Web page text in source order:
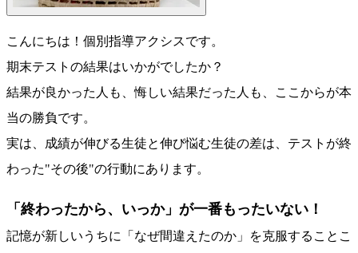
こんにちは！個別指導アクシスです。
期末テストの結果はいかがでしたか？
結果が良かった人も、悔しい結果だった人も、ここからが本
当の勝負です。
実は、成績が伸びる生徒と伸び悩む生徒の差は、テストが終
わった"その後"の行動にあります。
「終わったから、いっか」が一番もったいない！
記憶が新しいうちに「なぜ間違えたのか」を克服することこ